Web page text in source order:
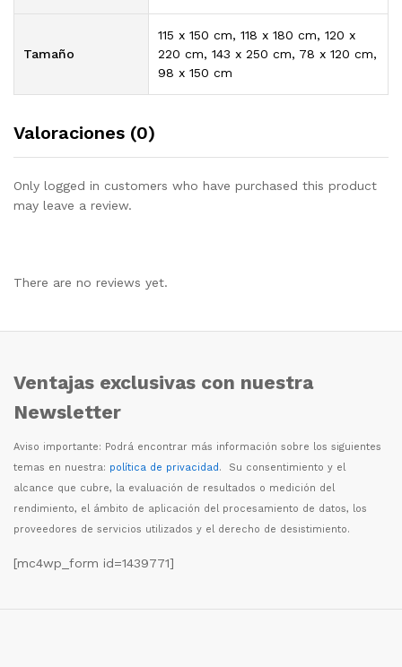
Tamaño
115 x 150 cm, 118 x 180 cm, 120 x
220 cm, 143 x 250 cm, 78 x 120 cm,
98 x 150 cm
Valoraciones (0)
Only logged in customers who have purchased this product
may leave a review.
There are no reviews yet.
Ventajas exclusivas con nuestra
Newsletter
Aviso importante: Podrá encontrar más información sobre los siguientes
temas en nuestra: política de privacidad. Su consentimiento y el
alcance que cubre, la evaluación de resultados o medición del
rendimiento, el ámbito de aplicación del procesamiento de datos, los
proveedores de servicios utilizados y el derecho de desistimiento.
[mc4wp_form id=1439771]